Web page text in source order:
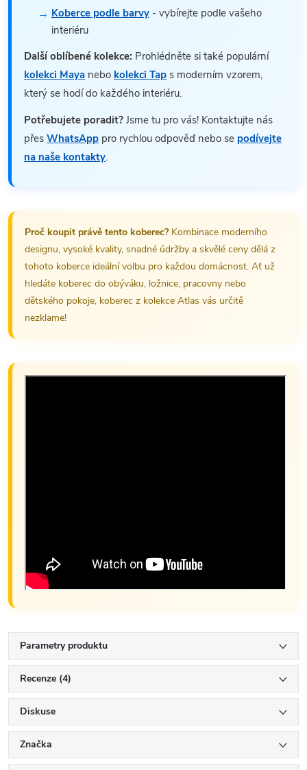
Koberce podle barvy - vybírejte podle vašeho
interiéru
Další oblíbené kolekce: Prohlédněte si také populární
kolekci Maya nebo kolekci Tap s moderním vzorem,
který se hodí do každého interiéru.
Potřebujete poradit? Jsme tu pro vás! Kontaktujte nás
přes WhatsApp pro rychlou odpověď nebo se podívejte
na naše kontakty.
Proč koupit právě tento koberec?Kombinace moderního
designu, vysoké kvality, snadné údržby a skvělé ceny dělá z
tohoto koberce ideální volbu pro každou domácnost. Ať už
hledáte koberec do obýváku, ložnice, pracovny nebo
dětského pokoje, koberec z kolekce Atlas vás určitě
nezklame!
Parametry produktu
Recenze (4)
Diskuse
Značka